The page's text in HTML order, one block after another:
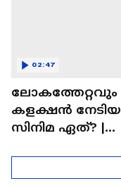
ലോകത്തേറ്റവും
കളക്ഷൻ നേടിയ
സിനിമ ഏത്? |
02:47